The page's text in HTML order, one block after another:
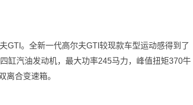
GTI。全新一代高尔夫GTI较现款车型运动感得到了
缸汽油发动机，最大功率245马力，峰值扭矩370牛
离合变速箱。